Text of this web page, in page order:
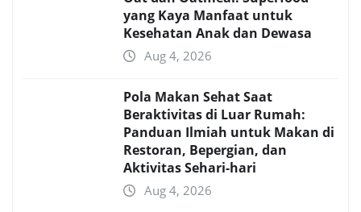
yang Kaya Manfaat untuk
Kesehatan Anak dan Dewasa
Aug 4, 2026
Pola Makan Sehat Saat
Beraktivitas di Luar Rumah:
Panduan Ilmiah untuk Makan di
Restoran, Bepergian, dan
Aktivitas Sehari-hari
Aug 4, 2026